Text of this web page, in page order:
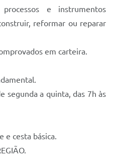
processos e instrumentos
reformar ou reparar
em carteira.
segunda a quinta, das 7h às
e cesta básica.